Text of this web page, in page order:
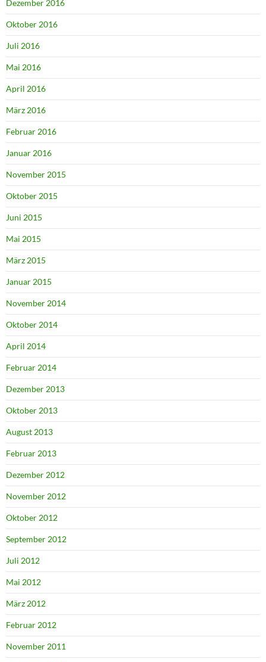
Dezember 2016
Oktober 2016
Juli 2016
Mai 2016
April 2016
März 2016
Februar 2016
Januar 2016
November 2015
Oktober 2015
Juni 2015
Mai 2015
März 2015
Januar 2015
November 2014
Oktober 2014
April 2014
Februar 2014
Dezember 2013
Oktober 2013
August 2013
Februar 2013
Dezember 2012
November 2012
Oktober 2012
September 2012
Juli 2012
Mai 2012
März 2012
Februar 2012
November 2011